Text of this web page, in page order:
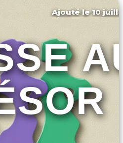
Ajouté le 10